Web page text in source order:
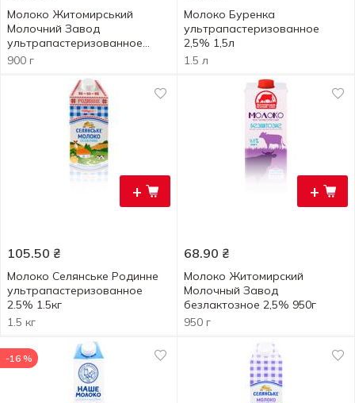
Молоко Житомирський
Молочний Завод
ультрапастеризованное
3,2% 900г
900 г
Молоко Буренка
ультрапастеризованное
2,5% 1,5л
1.5 л
+
105.50 ₴
Молоко Селянське Родинне
ультрапастеризованное
2.5% 1.5кг
1.5 кг
+
68.90 ₴
Молоко Житомирский
Молочный Завод
безлактозное 2,5% 950г
950 г
-16 %